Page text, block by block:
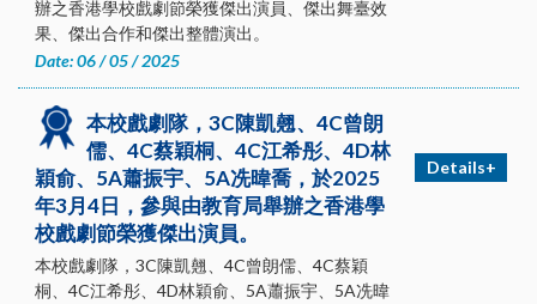
辦之香港學校戲劇節榮獲傑出演員、傑出舞臺效
果、傑出合作和傑出整體演出。
Date: 06 / 05 / 2025
本校戲劇隊，3C陳凱翹、4C曾朗
儒、4C蔡穎桐、4C江希彤、4D林
穎俞、5A蕭振宇、5A冼暐喬，於2025
年3月4日，參與由教育局舉辦之香港學
校戲劇節榮獲傑出演員。
本校戲劇隊，3C陳凱翹、4C曾朗儒、4C蔡穎
桐、4C江希彤、4D林穎俞、5A蕭振宇、5A冼暐
Details+